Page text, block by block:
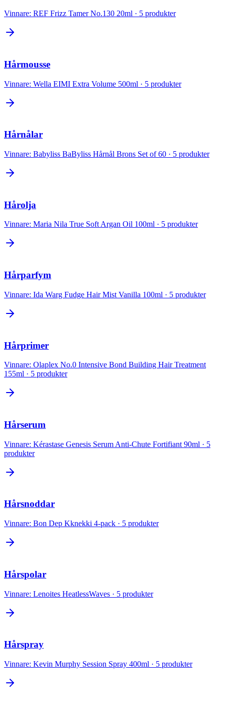
Vinnare: REF Frizz Tamer No.130 20ml · 5 produkter
Hårmousse
Vinnare: Wella EIMI Extra Volume 500ml · 5 produkter
Hårnålar
Vinnare: Babyliss BaByliss Hårnål Brons Set of 60 · 5 produkter
Hårolja
Vinnare: Maria Nila True Soft Argan Oil 100ml · 5 produkter
Hårparfym
Vinnare: Ida Warg Fudge Hair Mist Vanilla 100ml · 5 produkter
Hårprimer
Vinnare: Olaplex No.0 Intensive Bond Building Hair Treatment
155ml · 5 produkter
Hårserum
Vinnare: Kérastase Genesis Serum Anti-Chute Fortifiant 90ml · 5
produkter
Hårsnoddar
Vinnare: Bon Dep Kknekki 4-pack · 5 produkter
Hårspolar
Vinnare: Lenoites HeatlessWaves · 5 produkter
Hårspray
Vinnare: Kevin Murphy Session Spray 400ml · 5 produkter